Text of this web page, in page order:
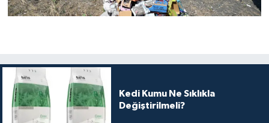
Kedi Kumu Ne Sıklıkla
Değiştirilmeli?